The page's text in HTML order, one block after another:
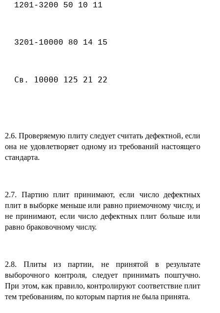
1201-3200 50 10 11
3201-10000 80 14 15
Св. 10000 125 21 22
2.6. Проверяемую плиту следует считать дефектной, если
она не удовлетворяет одному из требований настоящего
стандарта.
2.7. Партию плит принимают, если число дефектных
плит в выборке меньше или равно приемочному числу, и
не принимают, если число дефектных плит больше или
равно браковочному числу.
2.8. Плиты из партии, не принятой в результате
выборочного контроля, следует принимать поштучно.
При этом, как правило, контролируют соответствие плит
тем требованиям, по которым партия не была принята.